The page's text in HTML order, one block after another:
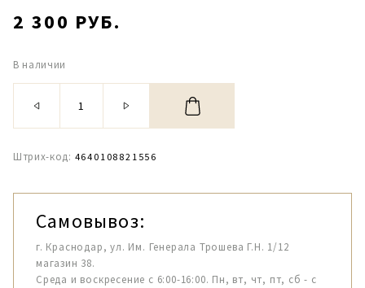
2 300 РУБ.
В наличии
Штрих-код: 4640108821556
Самовывоз:
г. Краснодар, ул. Им. Генерала Трошева Г.Н. 1/12
магазин 38.
Среда и воскресение с 6:00-16:00. Пн, вт, чт, пт, сб - с